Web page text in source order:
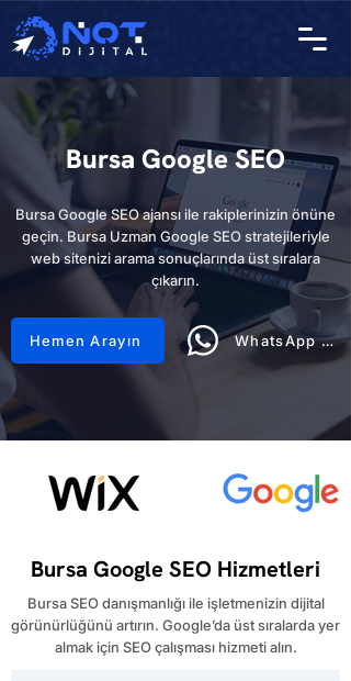
Bursa Google SEO
Bursa Google SEO ajansı ile rakiplerinizin önüne
geçin. Bursa Uzman Google SEO stratejileriyle
web sitenizi arama sonuçlarında üst sıralara
çıkarın.
Hemen Arayın WhatsApp Hattı
Bursa Google SEO Hizmetleri
Bursa SEO danışmanlığı ile işletmenizin dijital
görünürlüğünü artırın. Google’da üst sıralarda yer
almak için SEO çalışması hizmeti alın.